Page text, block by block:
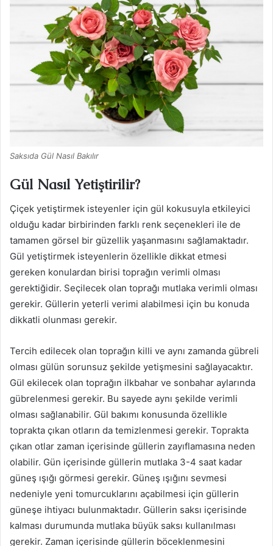
Saksıda Gül Nasıl Bakılır
Gül Nasıl Yetiştirilir?
Çiçek yetiştirmek isteyenler için gül kokusuyla etkileyici
olduğu kadar birbirinden farklı renk seçenekleri ile de
tamamen görsel bir güzellik yaşanmasını sağlamaktadır.
Gül yetiştirmek isteyenlerin özellikle dikkat etmesi
gereken konulardan birisi toprağın verimli olması
gerektiğidir. Seçilecek olan toprağı mutlaka verimli olması
gerekir. Güllerin yeterli verimi alabilmesi için bu konuda
dikkatli olunması gerekir.
Tercih edilecek olan toprağın killi ve aynı zamanda gübreli
olması gülün sorunsuz şekilde yetişmesini sağlayacaktır.
Gül ekilecek olan toprağın ilkbahar ve sonbahar aylarında
gübrelenmesi gerekir. Bu sayede aynı şekilde verimli
olması sağlanabilir. Gül bakımı konusunda özellikle
toprakta çıkan otların da temizlenmesi gerekir. Toprakta
çıkan otlar zaman içerisinde güllerin zayıflamasına neden
olabilir. Gün içerisinde güllerin mutlaka 3-4 saat kadar
güneş ışığı görmesi gerekir. Güneş ışığını sevmesi
nedeniyle yeni tomurcuklarını açabilmesi için güllerin
güneşe ihtiyacı bulunmaktadır. Güllerin saksı içerisinde
kalması durumunda mutlaka büyük saksı kullanılması
gerekir. Zaman içerisinde güllerin böceklenmesini